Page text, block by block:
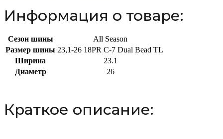
Информация о товаре:
Сезон шины
All Season
Размер шины 23,1-26 18PR C-7 Dual Bead TL
Ширина
23.1
Диаметр
26
Краткое описание: